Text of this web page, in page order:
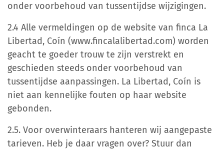
onder voorbehoud van tussentijdse wijzigingen.
2.4 Alle vermeldingen op de website van finca La
Libertad, Coín (www.fincalalibertad.com) worden
geacht te goeder trouw te zijn verstrekt en
geschieden steeds onder voorbehoud van
tussentijdse aanpassingen. La Libertad, Coín is
niet aan kennelijke fouten op haar website
gebonden.
2.5. Voor overwinteraars hanteren wij aangepaste
tarieven. Heb je daar vragen over? Stuur dan